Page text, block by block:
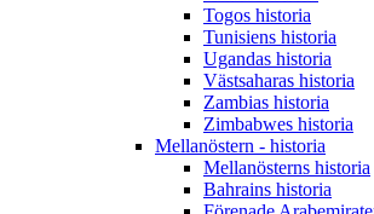
Togos historia
Tunisiens historia
Ugandas historia
Västsaharas historia
Zambias historia
Zimbabwes historia
Mellanöstern - historia
Mellanösterns historia
Bahrains historia